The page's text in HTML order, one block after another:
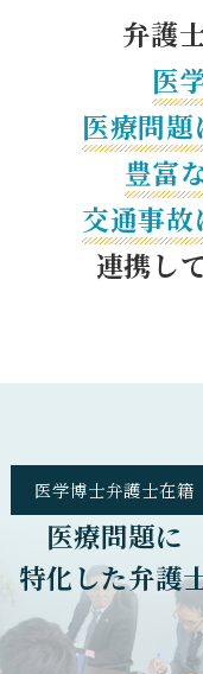
弁護
医
医療問
豊富
交通事
連携し
医学博士弁護士在籍
医療問題に
特化した弁護